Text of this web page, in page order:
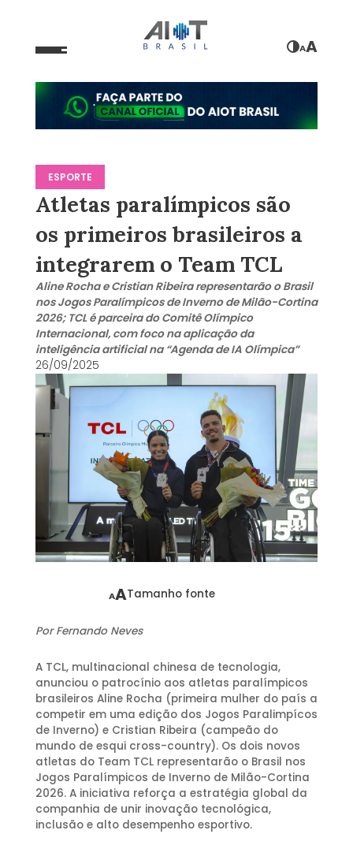
AA
ESPORTE
Atletas paralímpicos são
os primeiros brasileiros a
integrarem o Team TCL
Aline Rocha e Cristian Ribeira representarão o Brasil
nos Jogos Paralímpicos de Inverno de Milão-Cortina
2026; TCL é parceira do Comitê Olímpico
Internacional, com foco na aplicação da
inteligência artificial na “Agenda de IA Olímpica”
26/09/2025
AATamanho fonte
Por Fernando Neves
A TCL, multinacional chinesa de tecnologia,
anunciou o patrocínio aos atletas paralímpicos
brasileiros Aline Rocha (primeira mulher do país a
competir em uma edição dos Jogos Paralimpícos
de Inverno) e Cristian Ribeira (campeão do
mundo de esqui cross-country). Os dois novos
atletas do Team TCL representarão o Brasil nos
Jogos Paralímpicos de Inverno de Milão-Cortina
2026. A iniciativa reforça a estratégia global da
companhia de unir inovação tecnológica,
inclusão e alto desempenho esportivo.